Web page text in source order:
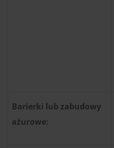
Barierki lub zabudowy
ażurowe: